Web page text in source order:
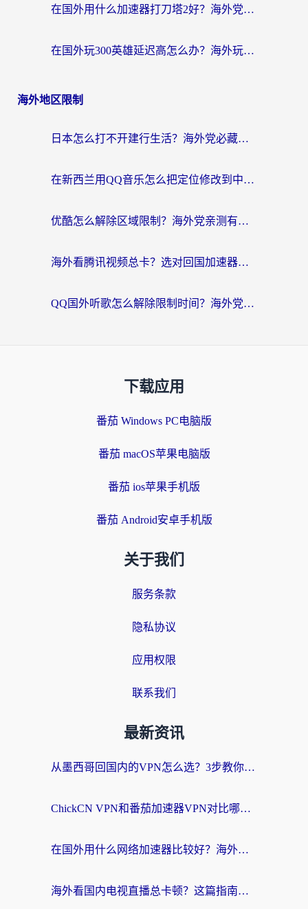
在国外用什么加速器打刀塔2好？海外党国服游戏加速避坑指南
在国外玩300英雄延迟高怎么办？海外玩家亲测有效的加速器选择指南
海外地区限制
日本怎么打不开建行生活？海外党必藏的回国加速指南（含丹麦国外影音问题破解）
在新西兰用QQ音乐怎么把定位修改到中国国内？海外党听歌追剧的实用指南
优酷怎么解除区域限制？海外党亲测有效的回国加速器选择指南
海外看腾讯视频总卡？选对回国加速器，还能解决英国1号店定位+欧洲杯CCTV5直播问题
QQ国外听歌怎么解除限制时间？海外党亲测有效的回国加速方案
下载应用
番茄 Windows PC电脑版
番茄 macOS苹果电脑版
番茄 ios苹果手机版
番茄 Android安卓手机版
关于我们
服务条款
隐私协议
应用权限
联系我们
最新资讯
从墨西哥回国内的VPN怎么选？3步教你无缝刷剧、玩国服游戏
ChickCN VPN和番茄加速器VPN对比哪个回国效果更好？海外党亲测后的真实答案
在国外用什么网络加速器比较好？海外党亲测：从痛点到解决方案的全攻略
海外看国内电视直播总卡顿？这篇指南教你选对回国加速器，无缝追剧不发愁